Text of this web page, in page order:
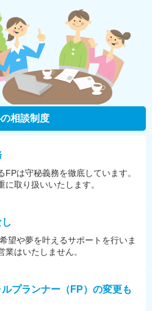
相談制度
は守秘義務を徹底しています。
取り扱いいたします。
望や夢を叶えるサポートを⾏いま
はいたしません。
プランナー（FP）の変更も